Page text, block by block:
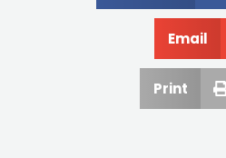
Email
Print